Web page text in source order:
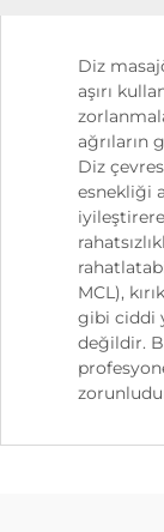
Diz
aşırı
ağrıların
Diz
esnekliği
MCL),
gibi ciddi
değildir.